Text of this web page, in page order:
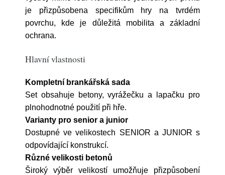
je přizpůsobena specifikům hry na tvrdém
povrchu, kde je důležitá mobilita a základní
ochrana.
Hlavní vlastnosti
Kompletní brankářská sada
Set obsahuje betony, vyrážečku a lapačku pro
plnohodnotné použití při hře.
Varianty pro senior a junior
Dostupné ve velikostech SENIOR a JUNIOR s
odpovídající konstrukcí.
Různé velikosti betonů
Široký výběr velikostí umožňuje přizpůsobení